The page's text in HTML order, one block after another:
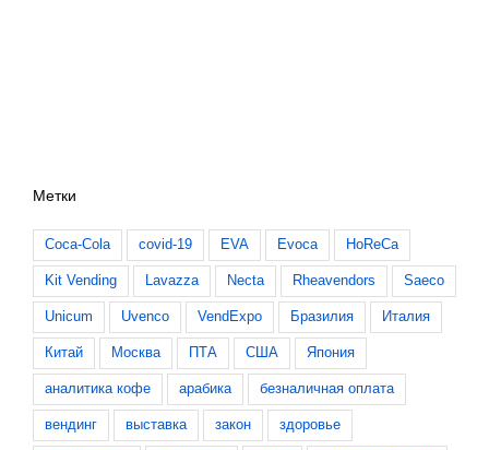
Метки
Coca-Cola covid-19 EVA Evoca HoReCa
Kit Vending Lavazza Necta Rheavendors Saeco
Unicum Uvenco VendExpo Бразилия Италия
Китай Москва ПТА США Япония
аналитика кофе арабика безналичная оплата
вендинг выставка закон здоровье